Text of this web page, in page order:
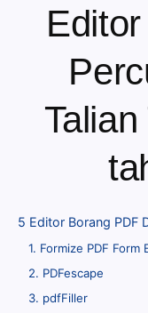
5 Editor Borang PDF
1. Formize PDF Form
2. PDFescape
3. pdfFiller